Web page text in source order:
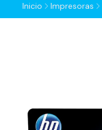
Inicio Impresoras